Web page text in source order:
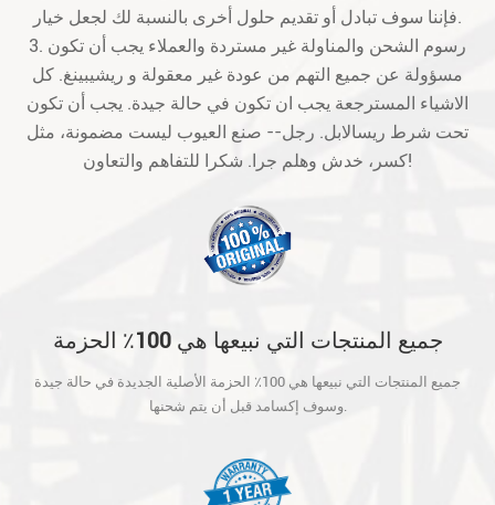
فإننا سوف تبادل أو تقديم حلول أخرى بالنسبة لك لجعل خيار.
3. رسوم الشحن والمناولة غير مستردة والعملاء يجب أن تكون
مسؤولة عن جميع التهم من عودة غير معقولة و ريشيبينغ. كل
الاشياء المسترجعة يجب ان تكون في حالة جيدة. يجب أن تكون
تحت شرط ريسالابل. رجل-- صنع العيوب ليست مضمونة، مثل
كسر، خدش وهلم جرا. شكرا للتفاهم والتعاون!
جميع المنتجات التي نبيعها هي 100٪ الحزمة
قبل أن يتم شحنها.
جميع المنتجات التي نبيعها هي 100٪ الحزمة الأصلية الجديدة في حالة جيدة
وسوف إكسامد قبل أن يتم شحنها.